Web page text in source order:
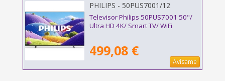
PHILIPS - 50PUS7001/12
Televisor Philips 50PUS7001 50"/
Ultra HD 4K/ Smart TV/ WiFi
499,08 €
Avísame